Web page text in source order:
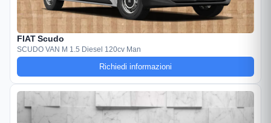
FIAT Scudo
SCUDO VAN M 1.5 Diesel 120cv Man
Richiedi informazioni